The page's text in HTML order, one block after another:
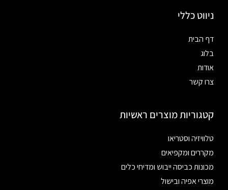
ניווט כללי
דף הבית
בלוג
אודות
צרו קשר
קטגוריות מוצרים ראשיות
טלוויזיה וסטריאו
מקררים ומקפיאים
מכונות כביסה ייבוש ומדיחי כלים
מוצרי אפיה ובישול